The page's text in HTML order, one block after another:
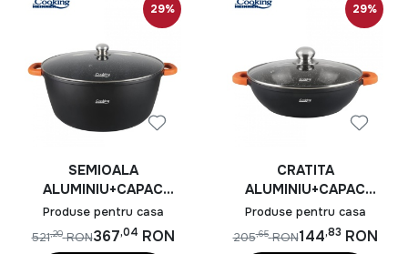
29%
SEMIOALA
ALUMINIU+CAPAC
44X19 CM,23L,DARK
LINE, COOKING BY
Produse pentru casa
367,04 RON
521,20 RON
29%
CRATITA
ALUMINIU+CAPAC
28X8 CM,4.1L, DARK
LINE, COOKING BY
Produse pentru casa
144,83 RON
205,65 RON